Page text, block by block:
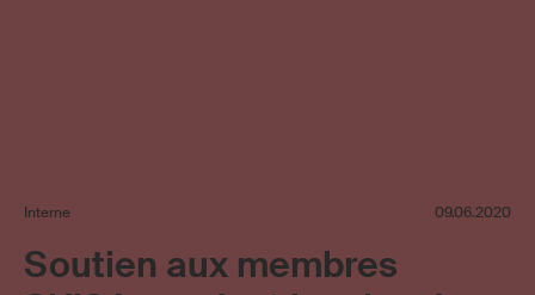
Interne 09.06.2020
Soutien aux membres